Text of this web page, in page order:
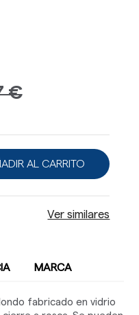
€
AL CARRITO
Ver similares
MARCA
fabricado en vidrio